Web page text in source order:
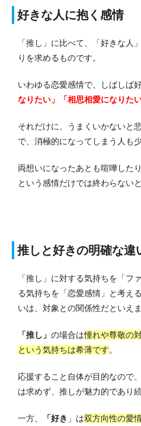
好きな人に抱く感情
「推し」に比べて、「好きな人
りを求めるものです。
いわゆる恋愛感情で、しばしば
なりたい」「相思相愛になりたい
それだけに、うまくいかないと
で、消極的になってしまう人も
両想いになったあとも喧嘩した
という感情だけでは終わらない
推しと好きの明確な違
「推し」に対する気持ちを「フ
る気持ちを「恋愛感情」と考え
いは、対象との関係性だといえま
「推し」 の場合は憧れや尊敬の
という気持ちは希薄です。
応援すること自体が目的なので
は求めず、推しが魅力的であり
一方、 「好き 」は双方向性の愛